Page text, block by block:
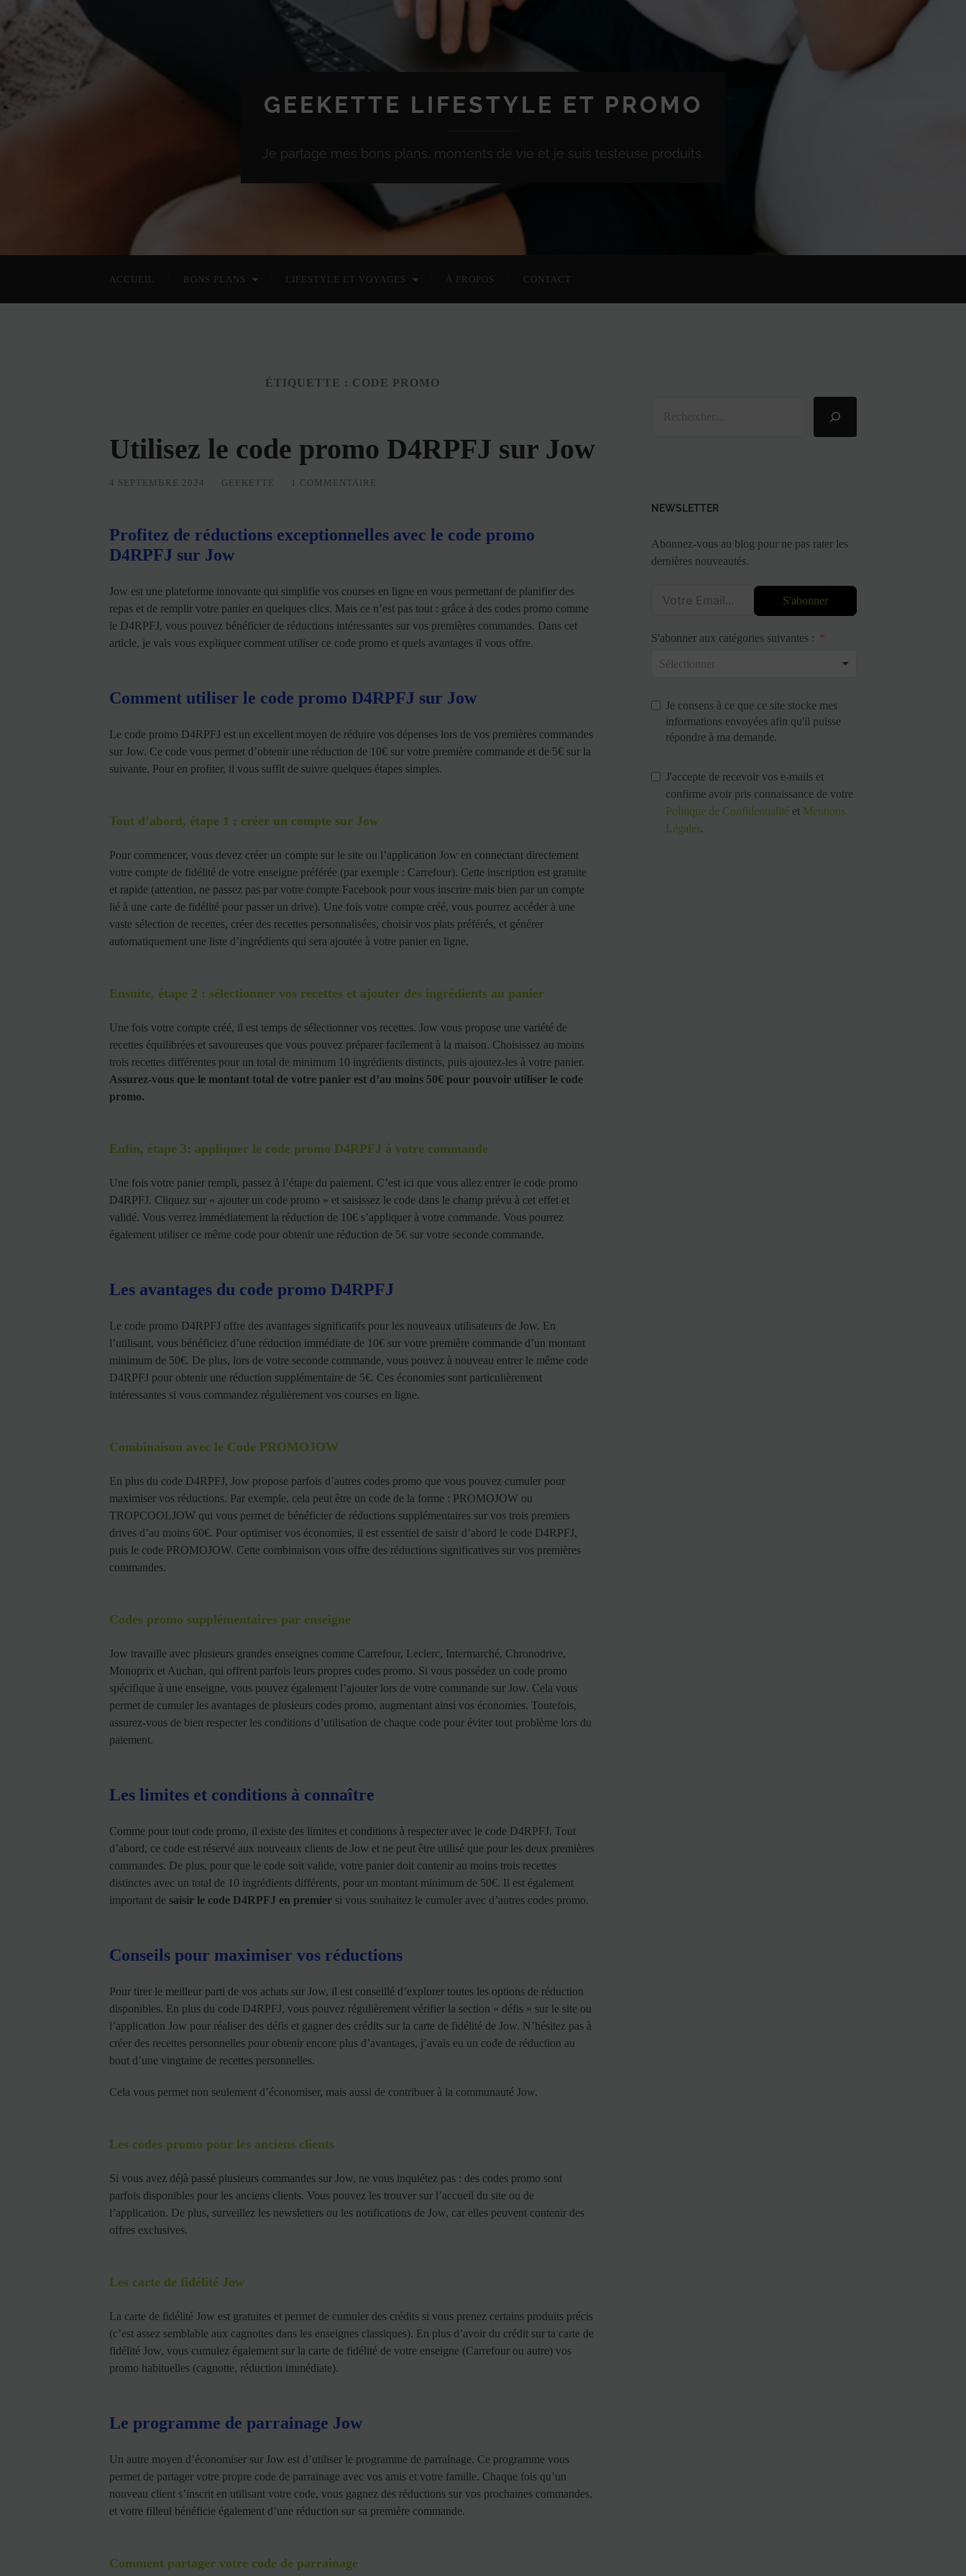
GEEKETTE LIFESTYLE ET PROMO
Je partage mes bons plans, moments de vie et je suis testeuse produits.
ACCUEIL BONS PLANS LIFESTYLE ET VOYAGES À PROPOS CONTACT
ÉTIQUETTE : CODE PROMO
Utilisez le code promo D4RPFJ sur Jow
4 SEPTEMBRE 2024 GEEKETTE 1 COMMENTAIRE
Profitez de réductions exceptionnelles avec le code promo
D4RPFJ sur Jow
Jow est une plateforme innovante qui simplifie vos courses en ligne en vous permettant de planifier des
repas et de remplir votre panier en quelques clics. Mais ce n’est pas tout : grâce à des codes promo comme
le D4RPFJ, vous pouvez bénéficier de réductions intéressantes sur vos premières commandes. Dans cet
article, je vais vous expliquer comment utiliser ce code promo et quels avantages il vous offre.
Comment utiliser le code promo D4RPFJ sur Jow
Le code promo D4RPFJ est un excellent moyen de réduire vos dépenses lors de vos premières commandes
sur Jow. Ce code vous permet d’obtenir une réduction de 10€ sur votre première commande et de 5€ sur la
suivante. Pour en profiter, il vous suffit de suivre quelques étapes simples.
Tout d’abord, étape 1 : créer un compte sur Jow
Pour commencer, vous devez créer un compte sur le site ou l’application Jow en connectant directement
votre compte de fidélité de votre enseigne préférée (par exemple : Carrefour). Cette inscription est gratuite
et rapide (attention, ne passez pas par votre compte Facebook pour vous inscrire mais bien par un compte
lié à une carte de fidélité pour passer un drive). Une fois votre compte créé, vous pourrez accéder à une
vaste sélection de recettes, créer des recettes personnalisées, choisir vos plats préférés, et générer
automatiquement une liste d’ingrédients qui sera ajoutée à votre panier en ligne.
Ensuite, étape 2 : sélectionner vos recettes et ajouter des ingrédients au panier
Une fois votre compte créé, il est temps de sélectionner vos recettes. Jow vous propose une variété de
recettes équilibrées et savoureuses que vous pouvez préparer facilement à la maison. Choisissez au moins
trois recettes différentes pour un total de minimum 10 ingrédients distincts, puis ajoutez-les à votre panier.
Assurez-vous que le montant total de votre panier est d’au moins 50€ pour pouvoir utiliser le code
promo.
Enfin, étape 3: appliquer le code promo D4RPFJ à votre commande
Une fois votre panier rempli, passez à l’étape du paiement. C’est ici que vous allez entrer le code promo
D4RPFJ. Cliquez sur « ajouter un code promo » et saisissez le code dans le champ prévu à cet effet et
validé. Vous verrez immédiatement la réduction de 10€ s’appliquer à votre commande. Vous pourrez
également utiliser ce même code pour obtenir une réduction de 5€ sur votre seconde commande.
Les avantages du code promo D4RPFJ
Le code promo D4RPFJ offre des avantages significatifs pour les nouveaux utilisateurs de Jow. En
l’utilisant, vous bénéficiez d’une réduction immédiate de 10€ sur votre première commande d’un montant
minimum de 50€. De plus, lors de votre seconde commande, vous pouvez à nouveau entrer le même code
D4RPFJ pour obtenir une réduction supplémentaire de 5€. Ces économies sont particulièrement
intéressantes si vous commandez régulièrement vos courses en ligne.
Combinaison avec le Code PROMOJOW
En plus du code D4RPFJ, Jow propose parfois d’autres codes promo que vous pouvez cumuler pour
maximiser vos réductions. Par exemple, cela peut être un code de la forme : PROMOJOW ou
TROPCOOLJOW qui vous permet de bénéficier de réductions supplémentaires sur vos trois premiers
drives d’au moins 60€. Pour optimiser vos économies, il est essentiel de saisir d’abord le code D4RPFJ,
puis le code PROMOJOW. Cette combinaison vous offre des réductions significatives sur vos premières
commandes.
Codes promo supplémentaires par enseigne
Jow travaille avec plusieurs grandes enseignes comme Carrefour, Leclerc, Intermarché, Chronodrive,
Monoprix et Auchan, qui offrent parfois leurs propres codes promo. Si vous possédez un code promo
spécifique à une enseigne, vous pouvez également l’ajouter lors de votre commande sur Jow. Cela vous
permet de cumuler les avantages de plusieurs codes promo, augmentant ainsi vos économies. Toutefois,
assurez-vous de bien respecter les conditions d’utilisation de chaque code pour éviter tout problème lors du
paiement.
Les limites et conditions à connaître
Comme pour tout code promo, il existe des limites et conditions à respecter avec le code D4RPFJ. Tout
d’abord, ce code est réservé aux nouveaux clients de Jow et ne peut être utilisé que pour les deux premières
commandes. De plus, pour que le code soit valide, votre panier doit contenir au moins trois recettes
distinctes avec un total de 10 ingrédients différents, pour un montant minimum de 50€. Il est également
important de saisir le code D4RPFJ en premier si vous souhaitez le cumuler avec d’autres codes promo.
Conseils pour maximiser vos réductions
Pour tirer le meilleur parti de vos achats sur Jow, il est conseillé d’explorer toutes les options de réduction
disponibles. En plus du code D4RPFJ, vous pouvez régulièrement vérifier la section « défis » sur le site ou
l’application Jow pour réaliser des défis et gagner des crédits sur la carte de fidélité de Jow. N’hésitez pas à
créer des recettes personnelles pour obtenir encore plus d’avantages, j’avais eu un code de réduction au
bout d’une vingtaine de recettes personnelles.
Cela vous permet non seulement d’économiser, mais aussi de contribuer à la communauté Jow.
Les codes promo pour les anciens clients
Si vous avez déjà passé plusieurs commandes sur Jow, ne vous inquiétez pas : des codes promo sont
parfois disponibles pour les anciens clients. Vous pouvez les trouver sur l’accueil du site ou de
l’application. De plus, surveillez les newsletters ou les notifications de Jow, car elles peuvent contenir des
offres exclusives.
Les carte de fidélité Jow
La carte de fidélité Jow est gratuites et permet de cumuler des crédits si vous prenez certains produits précis
(c’est assez semblable aux cagnottes dans les enseignes classiques). En plus d’avoir du crédit sur ta carte de
fidélité Jow, vous cumulez également sur la carte de fidélité de votre enseigne (Carrefour ou autre) vos
promo habituelles (cagnotte, réduction immédiate).
Le programme de parrainage Jow
Un autre moyen d’économiser sur Jow est d’utiliser le programme de parrainage. Ce programme vous
permet de partager votre propre code de parrainage avec vos amis et votre famille. Chaque fois qu’un
nouveau client s’inscrit en utilisant votre code, vous gagnez des réductions sur vos prochaines commandes,
et votre filleul bénéficie également d’une réduction sur sa première commande.
Comment partager votre code de parrainage
NEWSLETTER
Abonnez-vous au blog pour ne pas rater les
dernières nouveautés.
S'abonner
S'abonner aux catégories suivantes :
Je consens à ce que ce site stocke mes
informations envoyées afin qu'il puisse
répondre à ma demande.
J'accepte de recevoir vos e-mails et
confirme avoir pris connaissance de votre
Politique de Confidentialité et Mentions
Légales.